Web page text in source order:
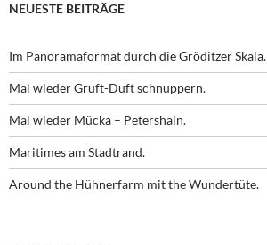
NEUESTE BEITRÄGE
Im Panoramaformat durch die Gröditzer Skala.
Mal wieder Gruft-Duft schnuppern.
Mal wieder Mücka – Petershain.
Maritimes am Stadtrand.
Around the Hühnerfarm mit the Wundertüte.